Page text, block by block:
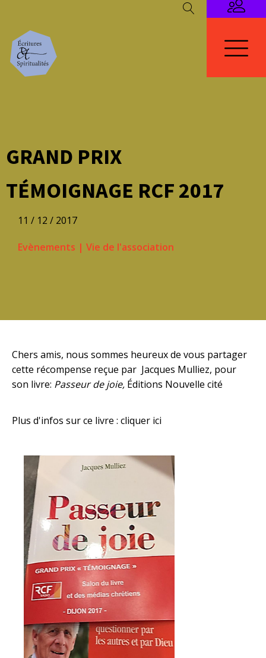
GRAND PRIX
TÉMOIGNAGE RCF 2017
11 / 12 / 2017
Evènements | Vie de l'association
Chers amis, nous sommes heureux de vous partager
cette récompense reçue par Jacques Mulliez, pour
son livre: Passeur de joie, Éditions Nouvelle cité
Plus d'infos sur ce livre : cliquer ici